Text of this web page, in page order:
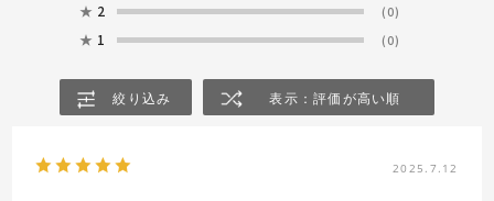
★ 2 (0)
★ 1 (0)
絞り込み 表示：評価が高い順
2025.7.12